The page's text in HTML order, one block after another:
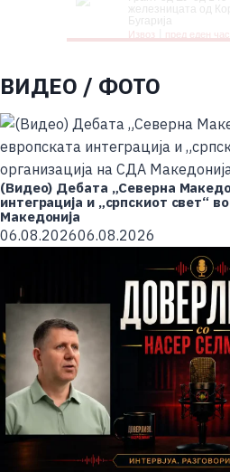
ВИДЕО / ФОТО
(Видео) Дебата „Северна
интеграција и „српскиот свет“
Македонија
06.08.202606.08.2026